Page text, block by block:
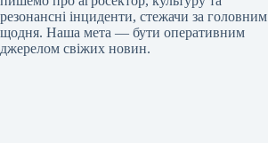
резонансні інциденти, стежачи за головним
щодня. Наша мета — бути оперативним
джерелом свіжих новин.